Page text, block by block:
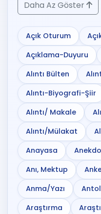
Daha Az Göster
Açık Oturum
Açıklama-Duyuru
Alıntı Bülten
Alıntı-Biyografi-Şiir
Alıntı/ Makale
Alıntı/Mülakat
Anayasa
Anı, Mektup
Anma/Yazı
Araştırma